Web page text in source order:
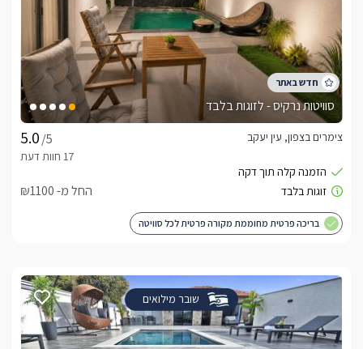
סוויטות נרקיס - לזוגות בלבד
/5
צימרים בצפון, עין יעקב
החל מ- ₪1100
בריכה פרטית מחוממת מקורה פרטית לכל סוויטה
שובר מילואים